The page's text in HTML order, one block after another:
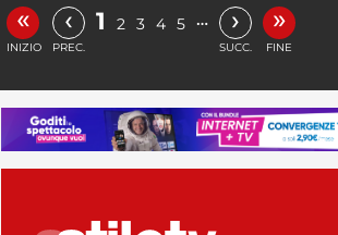
«
INIZIO
‹
PREC.
1 2 3 4 5 … ›
SUCC.
»
FINE